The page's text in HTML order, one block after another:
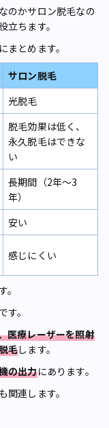
のかサロン脱毛なの
ちます。
とめます。
サロン脱毛
光脱毛
脱毛効果は低く、
永久脱毛はできな
い
長期間（2年～3
年）
安い
感じにくい
。
医療レーザーを照射
毛します。
の出力にあります。
連します。